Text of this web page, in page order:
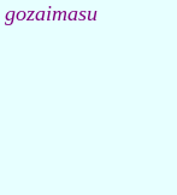
gozaimasu